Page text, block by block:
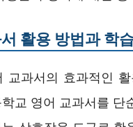
활용 방법과 학
교과서의 효과적인
교 영어 교과서를 단